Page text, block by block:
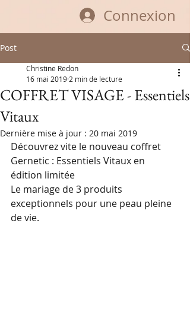
Connexion
Post
COFFRET VISAGE - Essentiels
Vitaux
Christine Redon
16 mai 2019 2 min de lecture
Dernière mise à jour : 20 mai 2019
Découvrez vite le nouveau coffret
Gernetic : Essentiels Vitaux en
édition limitée
Le mariage de 3 produits
exceptionnels pour une peau pleine
de vie.